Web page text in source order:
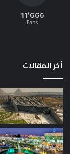
11٬666
Fans
أخر المقالات